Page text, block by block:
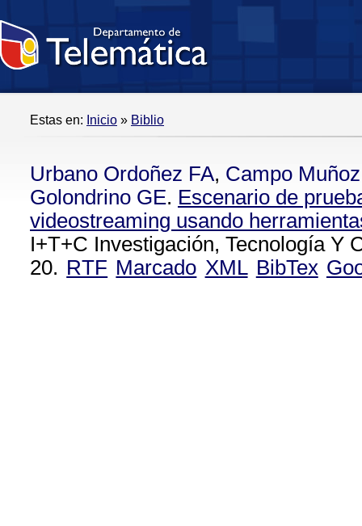
Estas en: Inicio » Biblio
Urbano Ordoñez FA, Campo
Golondrino GE. Escenario de
videostreaming usando
I+T+C Investigación, Tecnología Y
20. RTF Marcado XML BibTex